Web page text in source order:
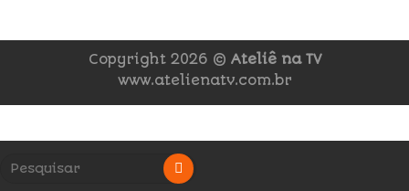
Copyright 2026 © Ateliê na TV
www.atelienatv.com.br